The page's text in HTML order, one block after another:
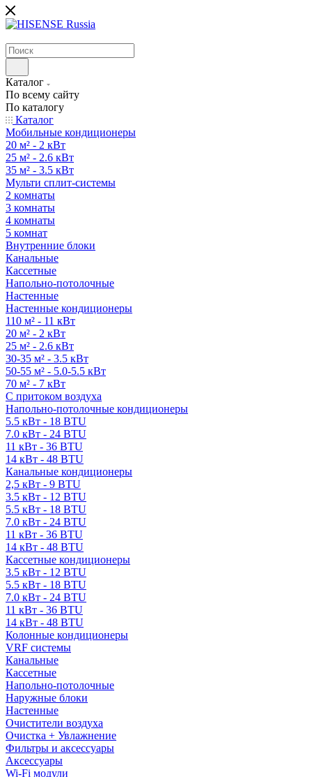
Каталог
По всему сайту
По каталогу
Каталог
Мобильные кондиционеры
20 м² - 2 кВт
25 м² - 2.6 кВт
35 м² - 3.5 кВт
Мульти сплит-системы
2 комнаты
3 комнаты
4 комнаты
5 комнат
Внутренние блоки
Канальные
Кассетные
Напольно-потолочные
Настенные
Настенные кондиционеры
110 м² - 11 кВт
20 м² - 2 кВт
25 м² - 2.6 кВт
30-35 м² - 3.5 кВт
50-55 м² - 5.0-5.5 кВт
70 м² - 7 кВт
С притоком воздуха
Напольно-потолочные кондиционеры
5.5 кВт - 18 BTU
7.0 кВт - 24 BTU
11 кВт - 36 BTU
14 кВт - 48 BTU
Канальные кондиционеры
2,5 кВт - 9 BTU
3.5 кВт - 12 BTU
5.5 кВт - 18 BTU
7.0 кВт - 24 BTU
11 кВт - 36 BTU
14 кВт - 48 BTU
Кассетные кондиционеры
3.5 кВт - 12 BTU
5.5 кВт - 18 BTU
7.0 кВт - 24 BTU
11 кВт - 36 BTU
14 кВт - 48 BTU
Колонные кондиционеры
VRF системы
Канальные
Кассетные
Напольно-потолочные
Наружные блоки
Настенные
Очистители воздуха
Очистка + Увлажнение
Фильтры и аксессуары
Аксессуары
Wi-Fi модули